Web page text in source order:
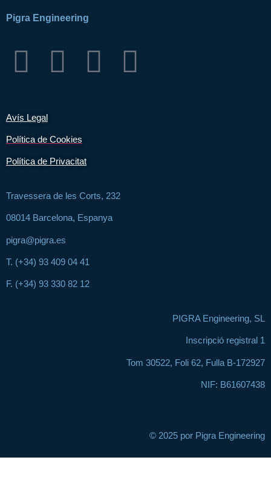
Pigra Engineering
Avís Legal
Política de Cookies
Política de Privacitat
Travessera de les Corts, 232
08014 Barcelona, Espanya
pigra@pigra.es
T. (+34) 93 409 04 41
F. (+34) 93 330 82 12
PIGRA Engineering, SL
Inscripció registral 1
Tom 30522, Foli 62, Fulla B-172927
NIF: B61607438
© 2025 por Pigra Engineering